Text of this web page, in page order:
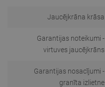
Jaucējkrāna krāsa
Garantijas noteikumi -
virtuves jaucējkrāns
Garantijas nosacījumi -
granīta izlietne